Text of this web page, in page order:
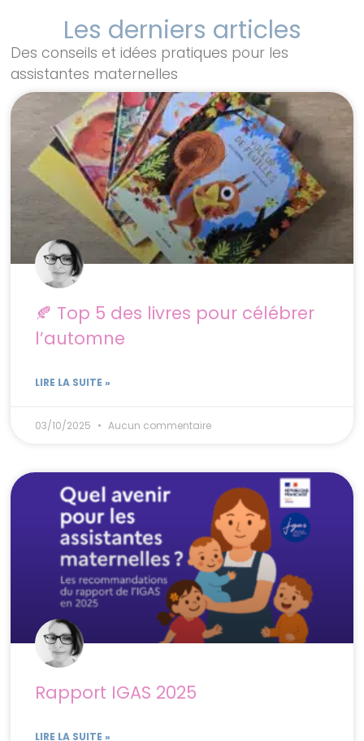
Les derniers articles
Des conseils et idées pratiques pour les
assistantes maternelles
🍂 Top 5 des livres pour célébrer
l’automne
LIRE LA SUITE »
03/10/2025 Aucun commentaire
Rapport IGAS 2025
LIRE LA SUITE »